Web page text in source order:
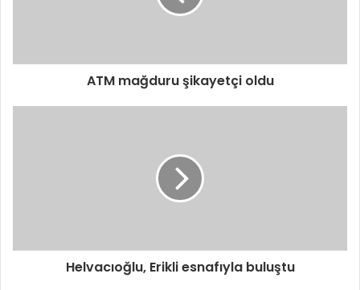
ATM mağduru şikayetçi oldu
Helvacıoğlu, Erikli esnafıyla buluştu